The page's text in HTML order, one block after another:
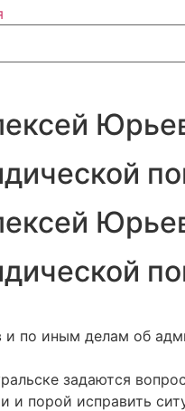
по иным делам об
задаются
и порой исправить